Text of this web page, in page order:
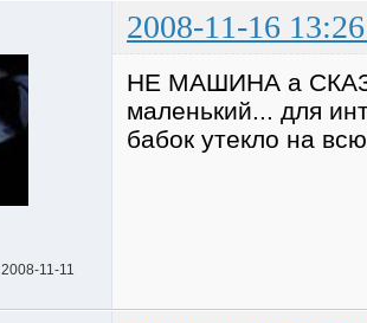
2008-11-16
2008-11-11
НЕ МАШИНА а
маленький... для
бабок утекло на